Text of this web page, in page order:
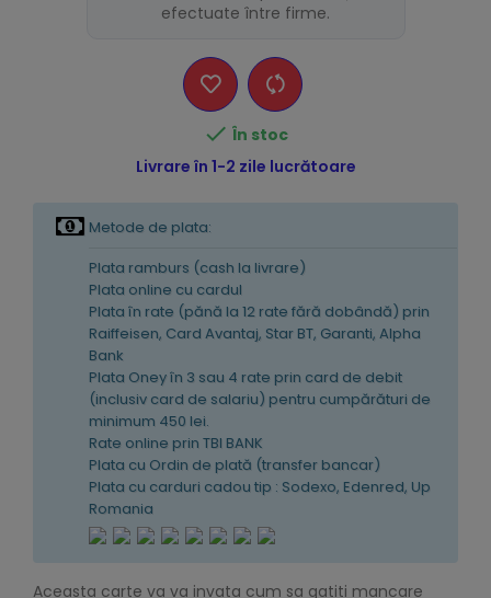
efectuate între firme.
 În stoc
Livrare în 1-2 zile lucrătoare
Metode de plata:
Plata ramburs (cash la livrare)
Plata online cu cardul
Plata în rate (pănă la 12 rate fără dobândă) prin
Raiffeisen, Card Avantaj, Star BT, Garanti, Alpha
Bank
Plata Oney în 3 sau 4 rate prin card de debit
(inclusiv card de salariu) pentru cumpărături de
minimum 450 lei.
Rate online prin TBI BANK
Plata cu Ordin de plată (transfer bancar)
Plata cu carduri cadou tip : Sodexo, Edenred, Up
Romania
Aceasta carte va va invata cum sa gatiti mancare